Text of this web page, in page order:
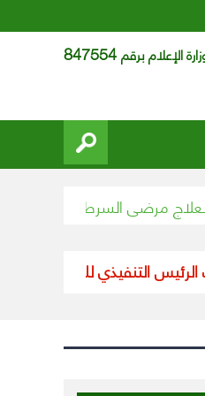
الإعلام برقم847554
السرطان للآجئين
التنفيذي للنادي الأهلي